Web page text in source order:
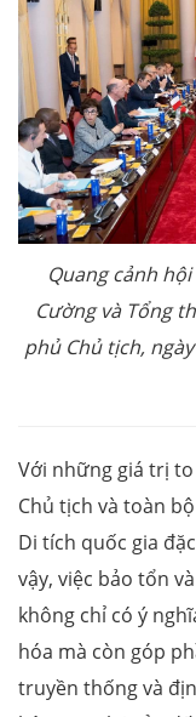
Quang cảnh
Cường và Tổng
phủ Chủ tịch,
Với những giá trị
Chủ tịch và toàn
Di tích quốc gia
vậy, việc bảo tổn
không chỉ có ý
hóa mà còn góp
truyền thống và